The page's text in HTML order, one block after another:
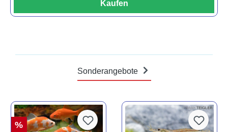
Kaufen
Sonderangebote
%